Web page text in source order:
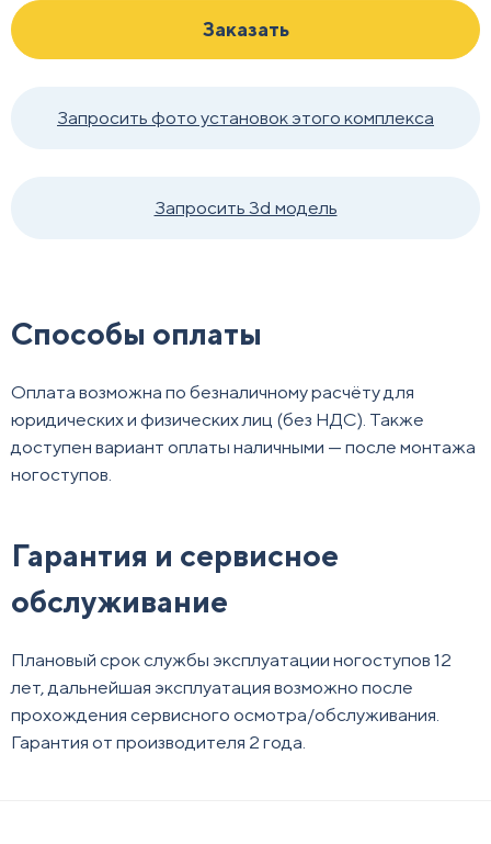
Заказать
Запросить фото установок этого комплекса
Запросить 3d модель
Способы оплаты
Оплата возможна по безналичному расчёту для
юридических и физических лиц (без НДС). Также
доступен вариант оплаты наличными — после монтажа
ногоступов.
Гарантия и сервисное
обслуживание
Плановый срок службы эксплуатации ногоступов 12
лет, дальнейшая эксплуатация возможно после
прохождения сервисного осмотра/обслуживания.
Гарантия от производителя 2 года.